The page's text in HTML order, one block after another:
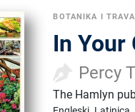
BOTANIKA I
In Your
Percy
The Hamlyn